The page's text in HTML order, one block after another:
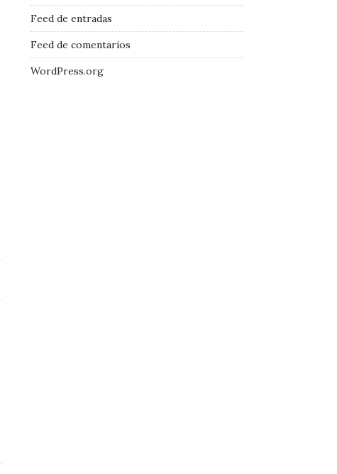
Feed de entradas
Feed de comentarios
WordPress.org